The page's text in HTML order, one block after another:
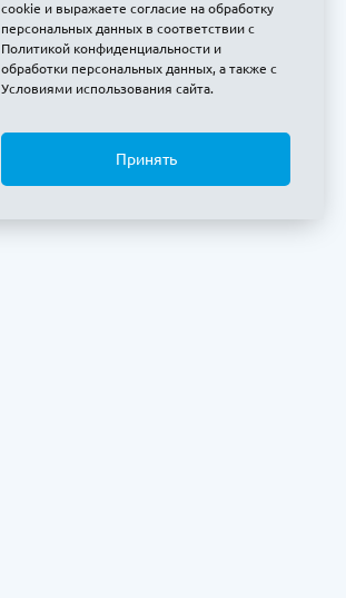
cookie и выражаете согласие на обработку
персональных данных в соответствии с
Политикой конфиденциальности и
обработки персональных данных, а также с
Условиями использования сайта.
Принять